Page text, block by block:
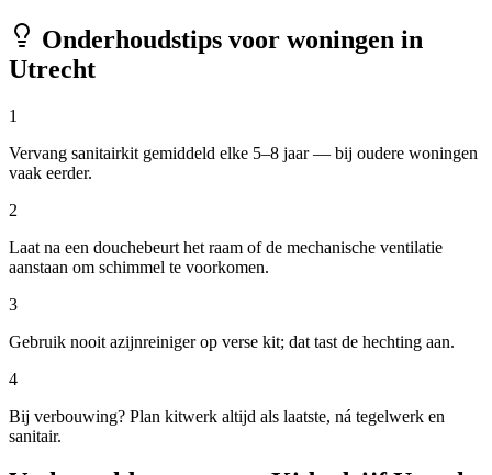
Onderhoudstips voor woningen in
Utrecht
1
Vervang sanitairkit gemiddeld elke 5–8 jaar — bij oudere woningen
vaak eerder.
2
Laat na een douchebeurt het raam of de mechanische ventilatie
aanstaan om schimmel te voorkomen.
3
Gebruik nooit azijnreiniger op verse kit; dat tast de hechting aan.
4
Bij verbouwing? Plan kitwerk altijd als laatste, ná tegelwerk en
sanitair.